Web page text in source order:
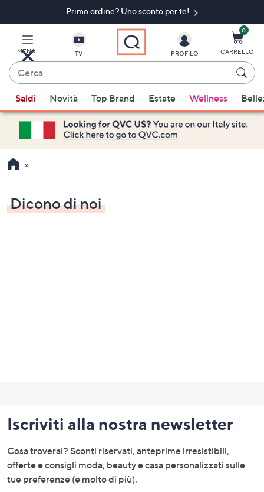
principale
Primo ordine? Uno sconto per te!​
MENU TV
Cerca
sono
disponibili
suggerimenti,
usa
i
su
PROFILO
0
CARRELLO
Saldi Novità Top Brand Estate Wellness
Dicono di noi
menu
e
informazioni
Iscriviti alla nostra newsletter
Cosa troverai? Sconti riservati, anteprime irresistibili,
offerte e consigli moda, beauty e casa personalizzati sulle
tue preferenze (e molto di più).